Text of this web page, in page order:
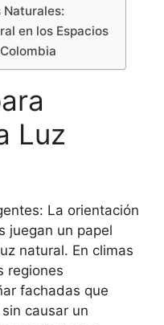
en los Espacios
Luz
La orientación
juegan un papel
natural. En climas
regiones
fachadas que
causar un